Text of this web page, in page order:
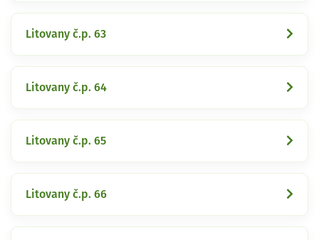
Litovany č.p. 63
Litovany č.p. 64
Litovany č.p. 65
Litovany č.p. 66